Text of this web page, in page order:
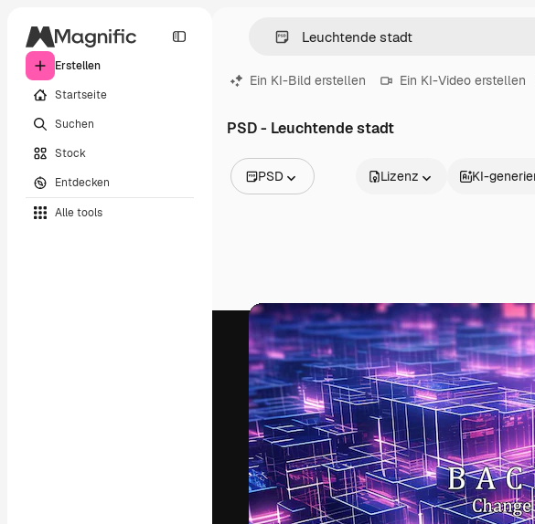
Erstellen
Startseite
Suchen
Stock
Entdecken
Alle tools
Ein KI-Bild erstellen Ein KI-Video erstellen
PSD - Leuchtende stadt
PSD
Videos
Filmmaterial
Motion Graphics
Videovorlagen
Icons
3D-Modelle
Schriftarten
Lizenz KI-
Die kreative Plattform, um deine
Arbeit zu verwirklichen. Mehr als 1
Abonnenten unter Kreativen,
Agenturen und Studios.
Deutsch